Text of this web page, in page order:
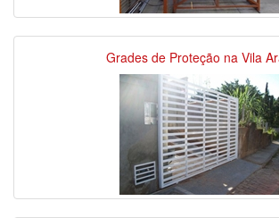
Grades de Proteção na Vila